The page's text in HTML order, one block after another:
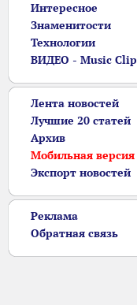
Интересное
Знаменитости
Технологии
ВИДЕО - Music Clip
Лента новостей
Лучшие 20 статей
Архив
Мобильная версия
Экспорт новостей
Реклама
Обратная связь